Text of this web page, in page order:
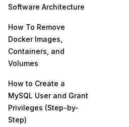
Software Architecture
How To Remove
Docker Images,
Containers, and
Volumes
How to Create a
MySQL User and Grant
Privileges (Step-by-
Step)